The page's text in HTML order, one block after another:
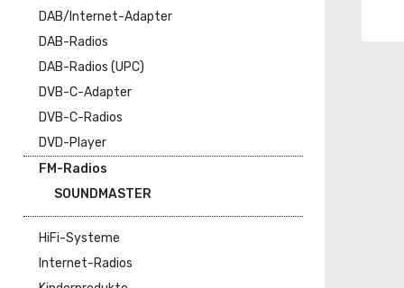
DAB/Internet-Adapter
DAB-Radios
DAB-Radios (UPC)
DVB-C-Adapter
DVB-C-Radios
DVD-Player
FM-Radios
SOUNDMASTER
HiFi-Systeme
Internet-Radios